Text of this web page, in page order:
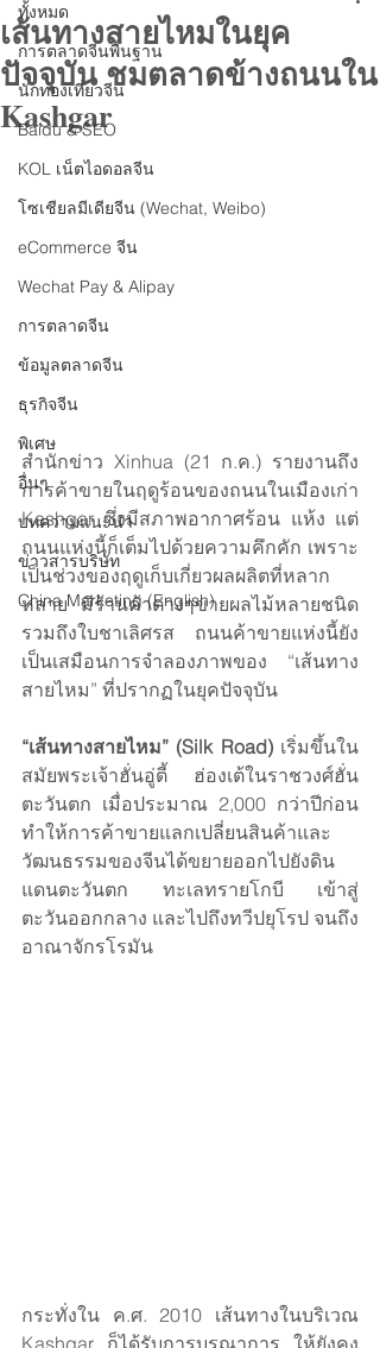
ทั้งหมด
การตลาดจีนพื้นฐาน
นักท่องเที่ยวจีน
Baidu & SEO
KOL เน็ตไอดอลจีน
โซเชียลมีเดียจีน (Wechat, Weibo)
eCommerce จีน
Wechat Pay & Alipay
การตลาดจีน
ข้อมูลตลาดจีน
ธุรกิจจีน
พิเศษ
อื่นๆ
บทความแนะนำ
ข่าวสารบริษัท
China Marketing (English)
เส้นทางสายไหมในยุค
ปัจจุบัน ชมตลาดข้างถนนใน
Kashgar
สำนักข่าว Xinhua (21 ก.ค.) รายงานถึง
การค้าขายในฤดูร้อนของถนนในเมืองเก่า
Kashgar ซึ่งมีสภาพอากาศร้อน แห้ง แต่
ถนนแห่งนี้ก็เต็มไปด้วยความคึกคัก เพราะ
เป็นช่วงของฤดูเก็บเกี่ยวผลผลิตที่หลาก
หลาย มีร้านค้าต่างๆขายผลไม้หลายชนิด
รวมถึงใบชาเลิศรส ถนนค้าขายแห่งนี้ยัง
เป็นเสมือนการจำลองภาพของ “เส้นทาง
สายไหม” ที่ปรากฏในยุคปัจจุบัน
“เส้นทางสายไหม” (Silk Road) เริ่มขึ้นใน
สมัยพระเจ้าฮั่นอู่ตี้ ฮ่องเต้ในราชวงศ์ฮั่น
ตะวันตก เมื่อประมาณ 2,000 กว่าปีก่อน
ทำให้การค้าขายแลกเปลี่ยนสินค้าและ
วัฒนธรรมของจีนได้ขยายออกไปยังดิน
แดนตะวันตก ทะเลทรายโกบี เข้าสู่
ตะวันออกกลาง และไปถึงทวีปยุโรป จนถึง
อาณาจักรโรมัน
กระทั่งใน ค.ศ. 2010 เส้นทางในบริเวณ
Kashgar ก็ได้รับการบูรณาการ ให้ยังคง